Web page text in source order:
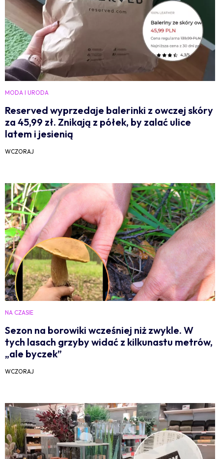
MODA I URODA
Reserved wyprzedaje balerinki z owczej skóry
za 45,99 zł. Znikają z półek, by zalać ulice
latem i jesienią
WCZORAJ
NA CZASIE
Sezon na borowiki wcześniej niż zwykle. W
tych lasach grzyby widać z kilkunastu metrów,
„ale byczek”
WCZORAJ